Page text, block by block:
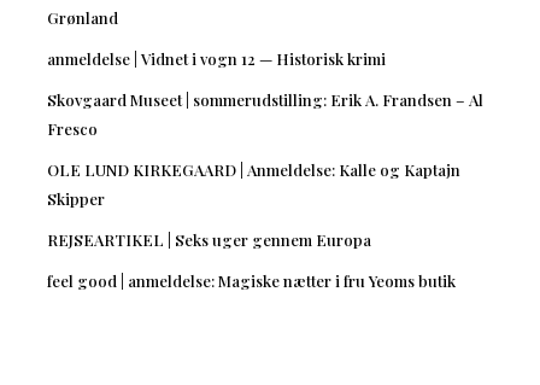
Grønland
anmeldelse | Vidnet i vogn 12 — Historisk krimi
Skovgaard Museet | sommerudstilling: Erik A. Frandsen – Al
Fresco
OLE LUND KIRKEGAARD | Anmeldelse: Kalle og Kaptajn
Skipper
REJSEARTIKEL | Seks uger gennem Europa
feel good | anmeldelse: Magiske nætter i fru Yeoms butik